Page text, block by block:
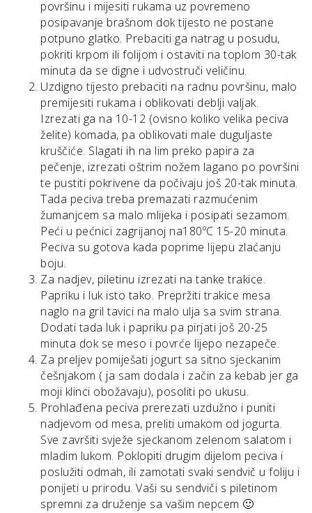
površinu i mijesiti rukama uz povremeno
posipavanje brašnom dok tijesto ne postane
potpuno glatko. Prebaciti ga natrag u posudu,
pokriti krpom ili folijom i ostaviti na toplom 30-tak
minuta da se digne i udvostruči veličinu.
Uzdigno tijesto prebaciti na radnu površinu, malo
premijesiti rukama i oblikovati deblji valjak.
Izrezati ga na 10-12 (ovisno koliko velika peciva
želite) komada, pa oblikovati male duguljaste
kruščiće. Slagati ih na lim preko papira za
pečenje, izrezati oštrim nožem lagano po površini
te pustiti pokrivene da počivaju još 20-tak minuta.
Tada peciva treba premazati razmućenim
žumanjcem sa malo mlijeka i posipati sezamom.
Peći u pećnici zagrijanoj na180ºC 15-20 minuta.
Peciva su gotova kada poprime lijepu zlaćanju
boju.
Za nadjev, piletinu izrezati na tanke trakice.
Papriku i luk isto tako. Prepržiti trakice mesa
naglo na gril tavici na malo ulja sa svim strana.
Dodati tada luk i papriku pa pirjati još 20-25
minuta dok se meso i povrće lijepo nezapeče.
Za preljev pomiješati jogurt sa sitno sjeckanim
češnjakom ( ja sam dodala i začin za kebab jer ga
moji klinci obožavaju), posoliti po ukusu.
Prohlađena peciva prerezati uzdužno i puniti
nadjevom od mesa, preliti umakom od jogurta.
Sve završiti svježe sjeckanom zelenom salatom i
mladim lukom. Poklopiti drugim dijelom peciva i
poslužiti odmah, ili zamotati svaki sendvič u foliju i
ponijeti u prirodu. Vaši su sendviči s piletinom
spremni za druženje sa vašim nepcem 🙂